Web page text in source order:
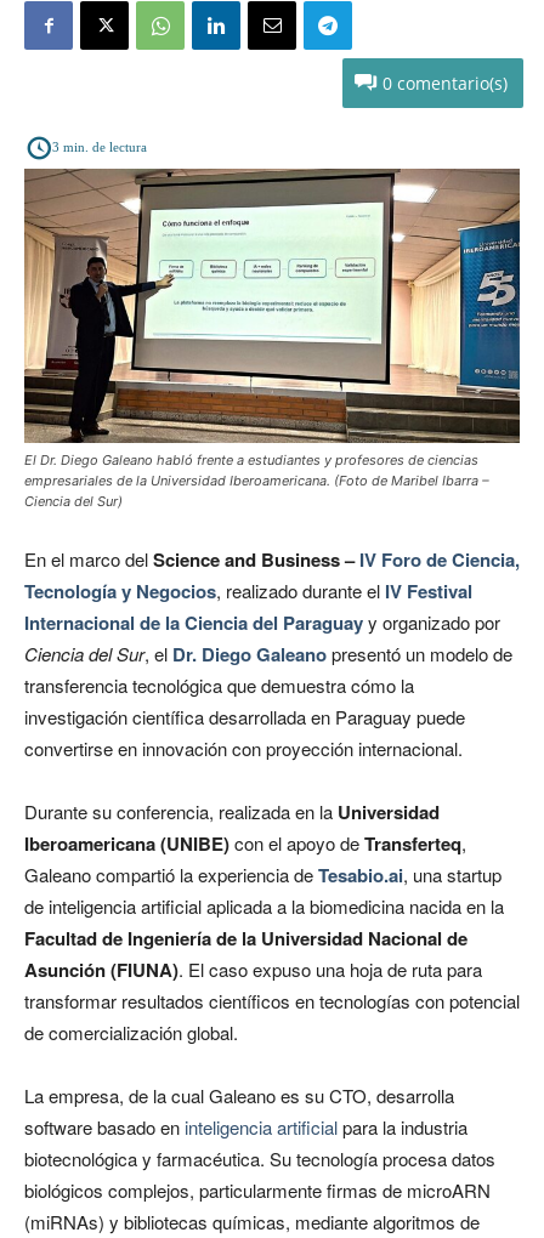
0
3 min. de lectura
El Dr. Diego Galeano habló frente a estudiantes y profesores de ciencias
empresariales de la Universidad Iberoamericana. (Foto de Maribel Ibarra –
Ciencia del Sur)
En el marco delScience and Business –IV Foro de Ciencia,
Tecnología y Negocios, realizado durante el IV Festival
Internacional de la Ciencia del Paraguayy organizado por
Ciencia del Sur, el Dr. Diego Galeanopresentó un modelo de
transferencia tecnológica que demuestra cómo la
investigación científica desarrollada en Paraguay puede
convertirse en innovación con proyección internacional.
Durante su conferencia, realizada en la Universidad
Iberoamericana (UNIBE)con el apoyo deTransferteq,
Galeano compartió la experiencia deTesabio.ai, una startup
de inteligencia artificial aplicada a la biomedicina nacida en la
Facultad de Ingeniería de la Universidad Nacional de
Asunción (FIUNA). El caso expuso una hoja de ruta para
transformar resultados científicos en tecnologías con potencial
de comercialización global.
La empresa, de la cual Galeano es su CTO, desarrolla
software basado en inteligencia artificialpara la industria
biotecnológica y farmacéutica. Su tecnología procesa datos
biológicos complejos, particularmente firmas de microARN
(miRNAs) y bibliotecas químicas, mediante algoritmos de